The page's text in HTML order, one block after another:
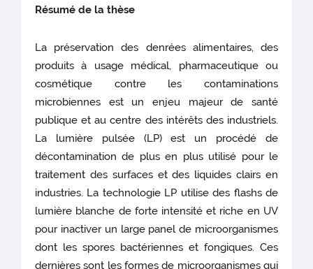
Résumé de la thèse
La préservation des denrées alimentaires, des
produits à usage médical, pharmaceutique ou
cosmétique contre les contaminations
microbiennes est un enjeu majeur de santé
publique et au centre des intérêts des industriels.
La lumière pulsée (LP) est un procédé de
décontamination de plus en plus utilisé pour le
traitement des surfaces et des liquides clairs en
industries. La technologie LP utilise des flashs de
lumière blanche de forte intensité et riche en UV
pour inactiver un large panel de microorganismes
dont les spores bactériennes et fongiques. Ces
dernières sont les formes de microorganismes qui